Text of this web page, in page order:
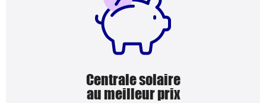
Centrale solaire
au meilleur prix